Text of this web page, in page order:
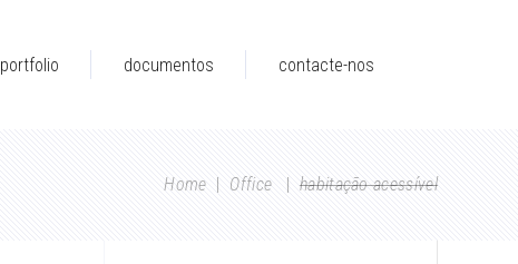
portfolio documentos contacte-nos
Home | Office |habitação acessível